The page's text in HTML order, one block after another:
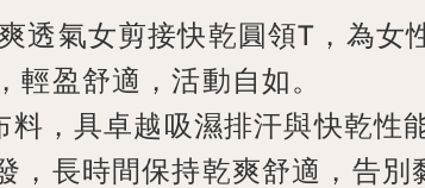
透氣女剪接快乾圓領T，為女
輕盈舒適，活動自如。
料，具卓越吸濕排汗與快乾性
，長時間保持乾爽舒適，告別